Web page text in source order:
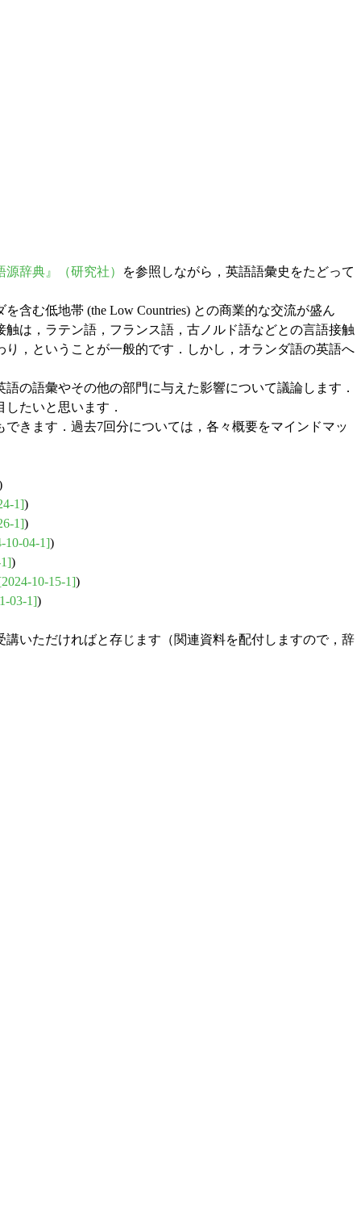
源辞典』（研究社） を参照しながら，英語語彙史をたどって
む低地帯 (the Low Countries) との商業的な交流が盛ん
は，ラテン語，フランス語，古ノルド語などとの言語接触
，ということが一般的です．しかし，オランダ語の英語へ
の語彙やその他の部門に与えた影響について議論します．
たいと思います．
きます．過去7回分については，各々概要をマインドマッ
1])
1])
10-04-1])
)
10-15-1])
03-1])
いただければと存じます（関連資料を配付しますので，辞